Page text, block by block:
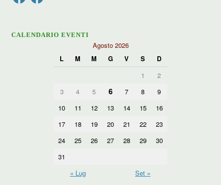
CALENDARIO EVENTI
Agosto 2026
L
M M G V S
D
1
2
3
4 5 6 7 8
9
10
11 12 13 14 15
16
17
18 19 20 21 22
23
24
25 26 27 28 29
30
31
« Lug
Set »